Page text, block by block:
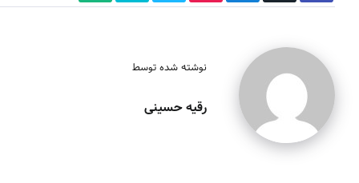
نوشته شده توسط
رقیه حسینی